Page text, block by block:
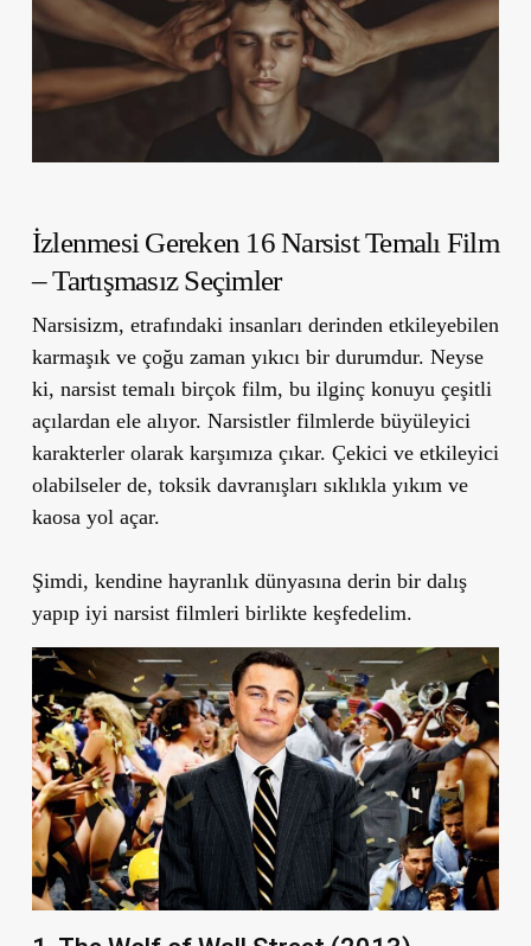
İzlenmesi Gereken 16 Narsist Temalı Film
– Tartışmasız Seçimler
Narsisizm, etrafındaki insanları derinden etkileyebilen
karmaşık ve çoğu zaman yıkıcı bir durumdur. Neyse
ki, narsist temalı birçok film, bu ilginç konuyu çeşitli
açılardan ele alıyor. Narsistler filmlerde büyüleyici
karakterler olarak karşımıza çıkar. Çekici ve etkileyici
olabilseler de, toksik davranışları sıklıkla yıkım ve
kaosa yol açar.
Şimdi, kendine hayranlık dünyasına derin bir dalış
yapıp iyi narsist filmleri birlikte keşfedelim.